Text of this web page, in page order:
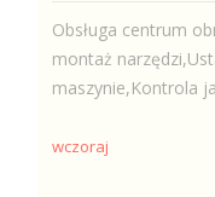
Obsługa centrum
montaż
maszynie,Kontrola
wczoraj